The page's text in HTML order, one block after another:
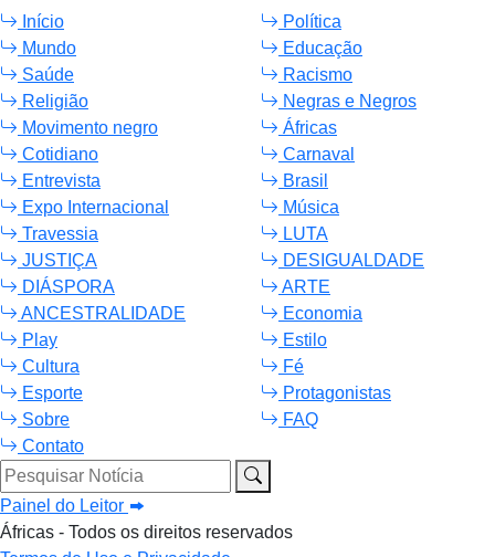
Início
Política
Mundo
Educação
Saúde
Racismo
Religião
Negras e Negros
Movimento negro
Áfricas
Cotidiano
Carnaval
Entrevista
Brasil
Expo Internacional
Música
Travessia
LUTA
JUSTIÇA
DESIGUALDADE
DIÁSPORA
ARTE
ANCESTRALIDADE
Economia
Play
Estilo
Cultura
Fé
Esporte
Protagonistas
Sobre
FAQ
Contato
Pesquisar Notícia
Painel do Leitor
Áfricas - Todos os direitos reservados